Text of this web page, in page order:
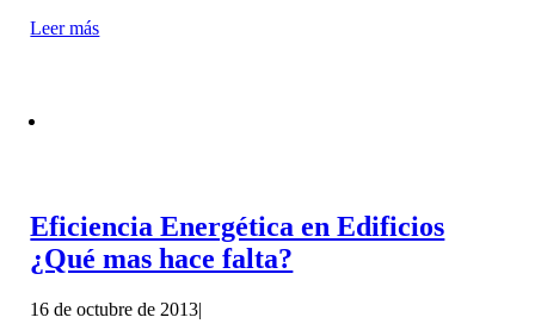
Leer más
Eficiencia Energética en Edificios
¿Qué mas hace falta?
16 de octubre de 2013|